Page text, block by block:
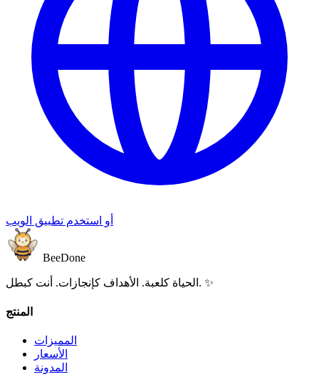
أو استخدم تطبيق الويب
BeeDone
الحياة كلعبة. الأهداف كإنجازات. أنت كبطل. ✨
المنتج
المميزات
الأسعار
المدونة